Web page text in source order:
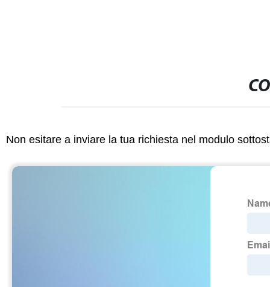
Non esitare a inviare la tua richiesta nel modulo